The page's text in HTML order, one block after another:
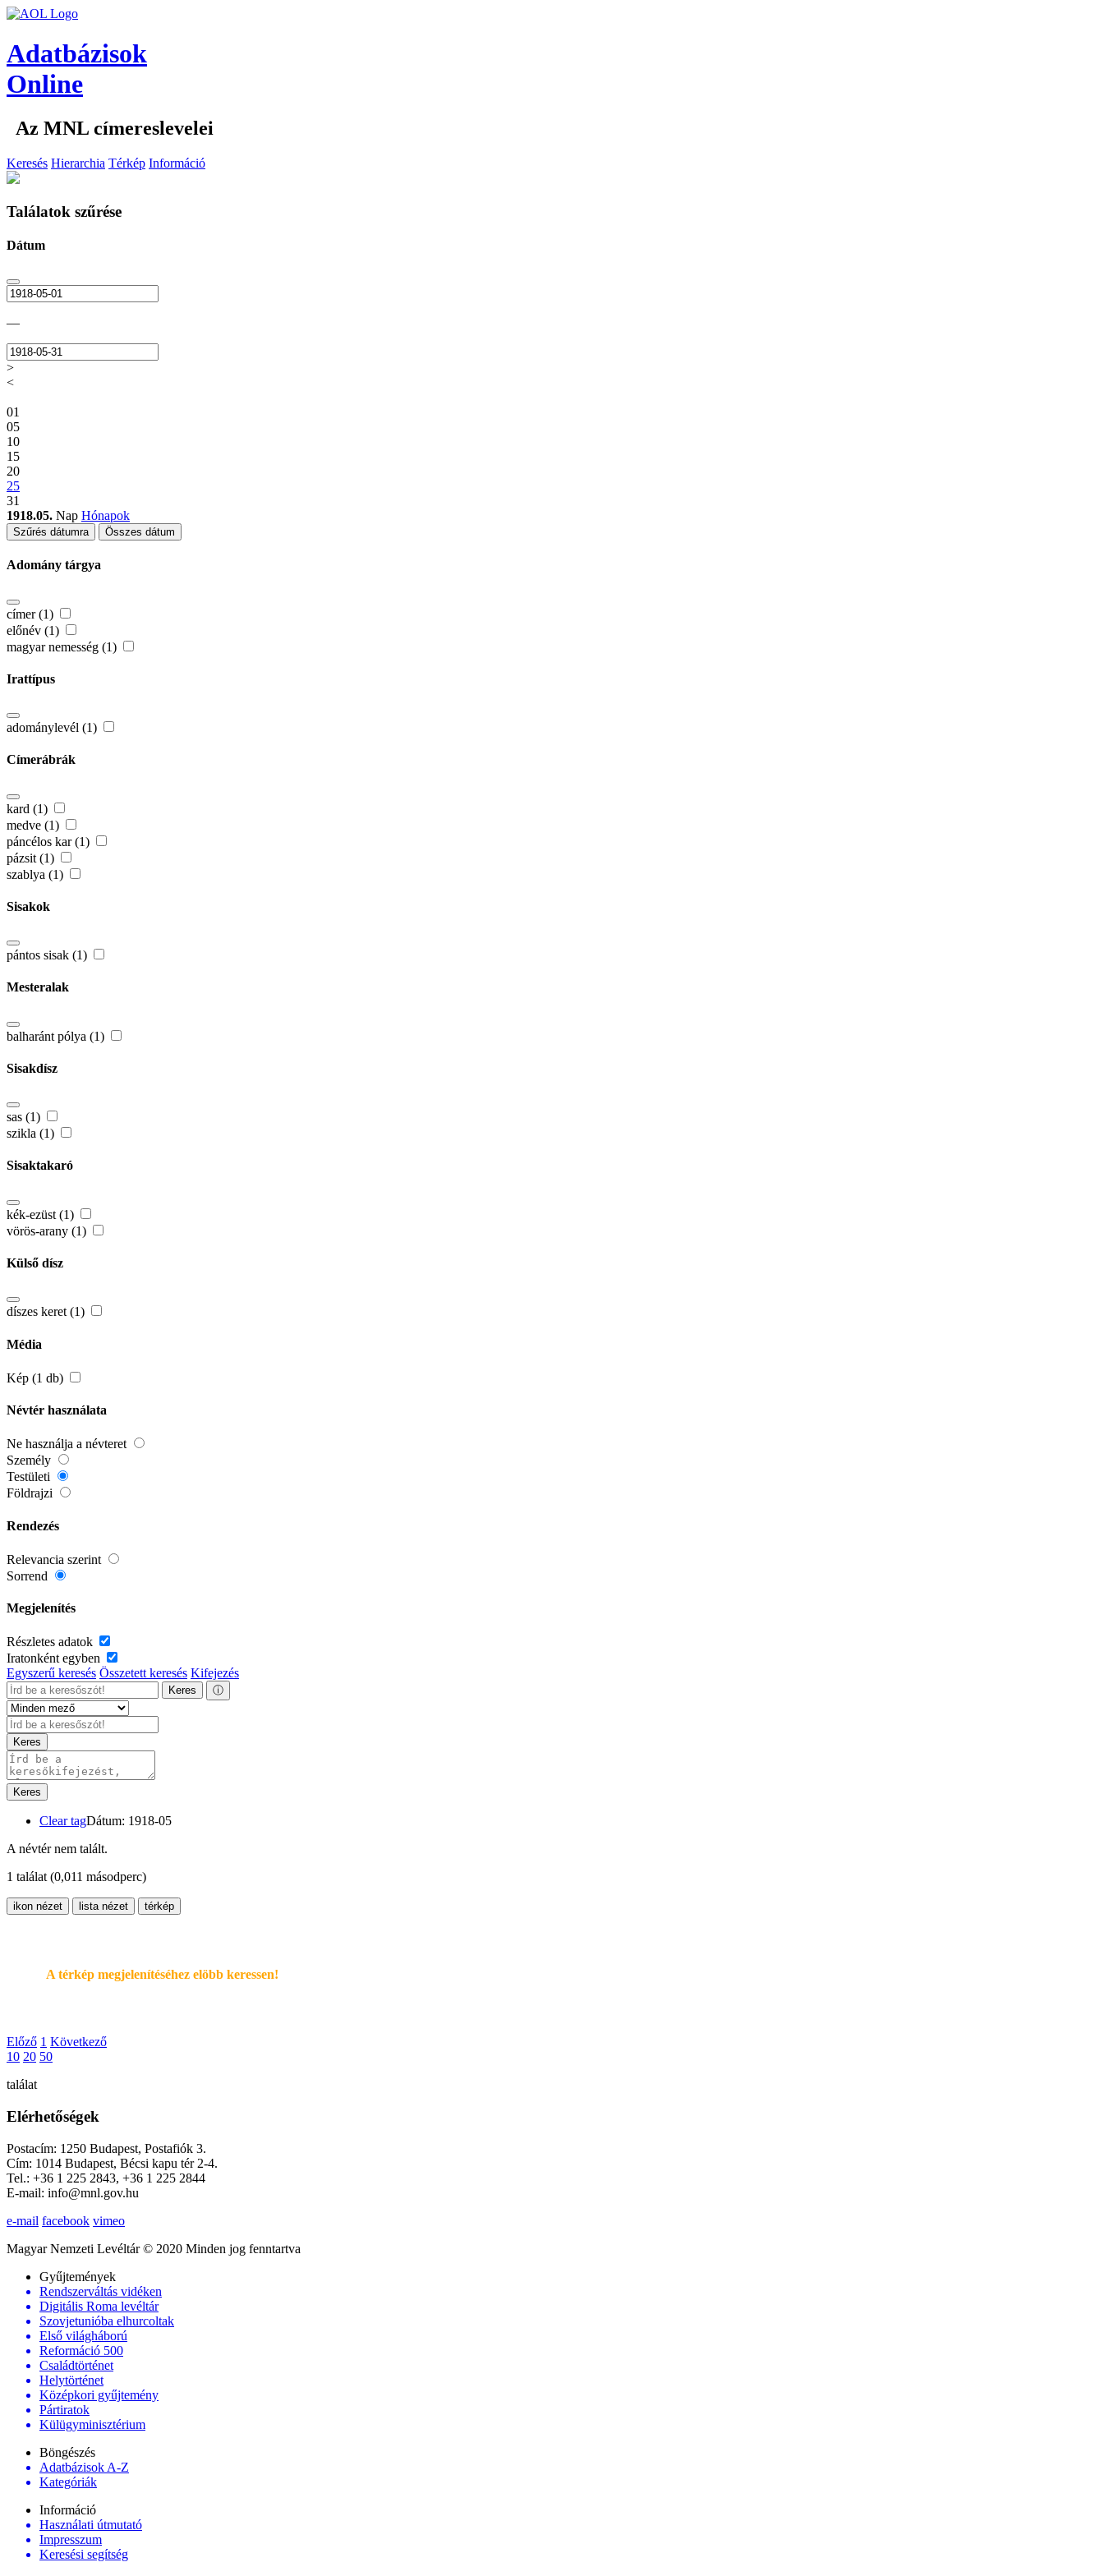
Adatbázisok
Online
Az MNL címereslevelei
Keresés Hierarchia Térkép Információ
Találatok szűrése
Dátum
—
>
<
01
05
10
15
20
25
31
1918.05. Nap Hónapok
Szűrés dátumra Összes dátum
Adomány tárgya
címer (1)
előnév (1)
magyar nemesség (1)
Irattípus
adománylevél (1)
Címerábrák
kard (1)
medve (1)
páncélos kar (1)
pázsit (1)
szablya (1)
Sisakok
pántos sisak (1)
Mesteralak
balharánt pólya (1)
Sisakdísz
sas (1)
szikla (1)
Sisaktakaró
kék-ezüst (1)
vörös-arany (1)
Külső dísz
díszes keret (1)
Média
Kép (1 db)
Névtér használata
Ne használja a névteret
Személy
Testületi
Földrajzi
Rendezés
Relevancia szerint
Sorrend
Megjelenítés
Részletes adatok
Iratonként egyben
Egyszerű keresés Összetett keresés Kifejezés
Keres ⓘ
Keres
Keres
Clear tagDátum: 1918-05
A névtér nem talált.
1 találat(0,011 másodperc)
ikon nézet lista nézet térkép
A térkép megjelenítéséhez elöbb keressen!
Előző 1 Következő
10 20 50
találat
Elérhetőségek
Postacím: 1250 Budapest, Postafiók 3.
Cím: 1014 Budapest, Bécsi kapu tér 2-4.
Tel.: +36 1 225 2843, +36 1 225 2844
E-mail: info@mnl.gov.hu
e-mail facebook vimeo
Magyar Nemzeti Levéltár © 2020 Minden jog fenntartva
Gyűjtemények
Rendszerváltás vidéken
Digitális Roma levéltár
Szovjetunióba elhurcoltak
Első világháború
Reformáció 500
Családtörténet
Helytörténet
Középkori gyűjtemény
Pártiratok
Külügyminisztérium
Böngészés
Adatbázisok A-Z
Kategóriák
Információ
Használati útmutató
Impresszum
Keresési segítség